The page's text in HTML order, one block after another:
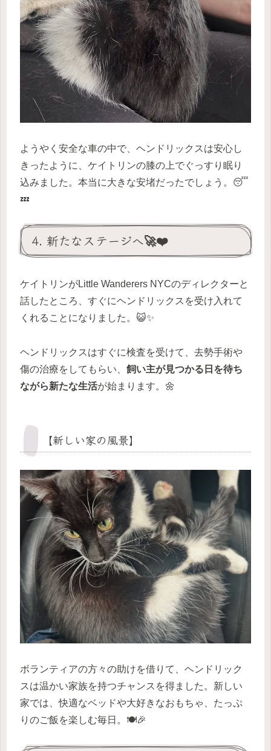
ようやく安全な車の中で、ヘンドリックスは安心し
きったように、ケイトリンの膝の上でぐっすり眠り
込みました。本当に大きな安堵だったでしょう。😴
💤
4. 新たなステージへ🚀❤️
ケイトリンがLittle Wanderers NYCのディレクターと
話したところ、すぐにヘンドリックスを受け入れて
くれることになりました。😺✨
ヘンドリックスはすぐに検査を受けて、去勢手術や
傷の治療をしてもらい、 飼い主が見つかる日を待ち
ながら新たな生活が始まります。🌼
【新しい家の風景】
ボランティアの方々の助けを借りて、ヘンドリック
スは温かい家族を持つチャンスを得ました。新しい
家では、快適なベッドや大好きなおもちゃ、たっぷ
りのご飯を楽しむ毎日。🍽️🎉